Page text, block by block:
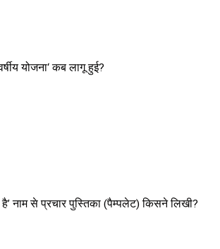
योजना‘ कब लागू हुई?
है’ नाम से प्रचार पुस्तिका (पैम्पलेट) किसने लिखी?